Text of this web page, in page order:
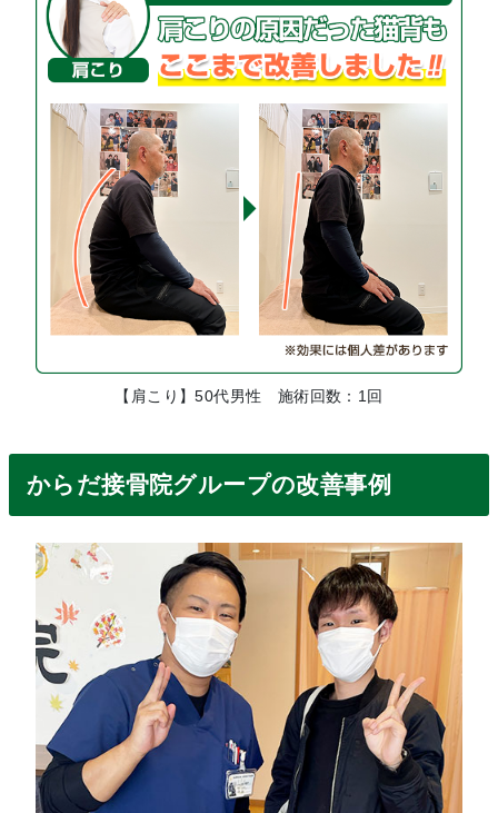
【肩こり】50代男性 施術回数：1回
からだ接骨院グループの改善事例